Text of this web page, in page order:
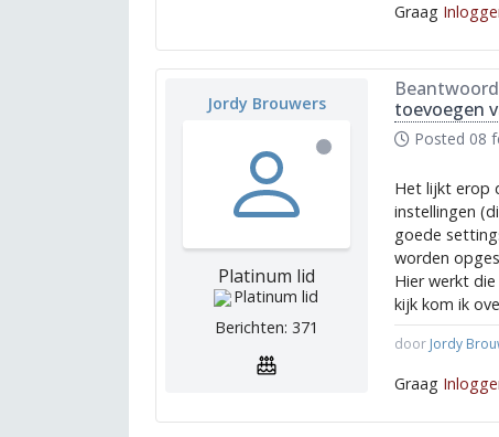
Graag
Jordy Brouwers
Platinum lid
Berichten: 371
toevoegen
Posted 08
Het lijkt erop
instellingen
goede
worden
Hier werkt
kijk kom ik
door Jordy
Graag